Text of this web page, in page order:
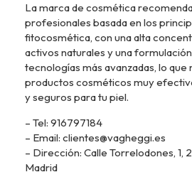
La marca de cosmética
profesionales basada en los
fitocosmética, con una alta
activos naturales y una
tecnologías más avanzadas, lo
productos cosméticos muy
y seguros para tu piel.
– Tel: 916797184
– Email: clientes@vagheggi.es
– Dirección: Calle Torrelodones, 1,
Madrid